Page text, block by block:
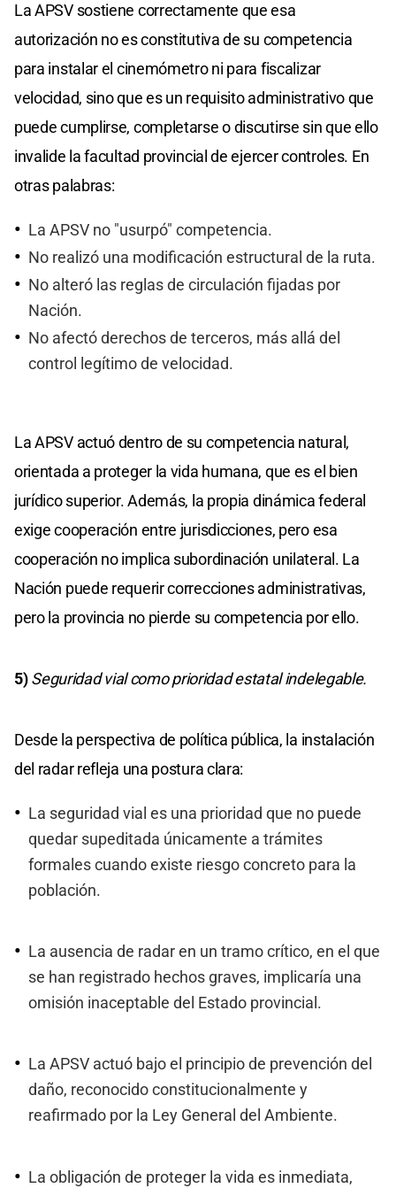
La APSV sostiene correctamente que esa
autorización no es constitutiva de su competencia
para instalar el cinemómetro ni para fiscalizar
velocidad, sino que es un requisito administrativo que
puede cumplirse, completarse o discutirse sin que ello
invalide la facultad provincial de ejercer controles. En
otras palabras:
La APSV no "usurpó" competencia.
No realizó una modificación estructural de la ruta.
No alteró las reglas de circulación fijadas por
Nación.
No afectó derechos de terceros, más allá del
control legítimo de velocidad.
La APSV actuó dentro de su competencia natural,
orientada a proteger la vida humana, que es el bien
jurídico superior. Además, la propia dinámica federal
exige cooperación entre jurisdicciones, pero esa
cooperación no implica subordinación unilateral. La
Nación puede requerir correcciones administrativas,
pero la provincia no pierde su competencia por ello.
5)Seguridad vial como prioridad estatal indelegable.
Desde la perspectiva de política pública, la instalación
del radar refleja una postura clara:
La seguridad vial es una prioridad que no puede
quedar supeditada únicamente a trámites
formales cuando existe riesgo concreto para la
población.
La ausencia de radar en un tramo crítico, en el que
se han registrado hechos graves, implicaría una
omisión inaceptable del Estado provincial.
La APSV actuó bajo el principio de prevención del
daño, reconocido constitucionalmente y
reafirmado por la Ley General del Ambiente.
La obligación de proteger la vida es inmediata,